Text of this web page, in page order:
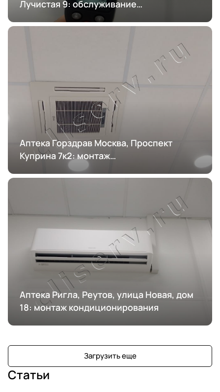
Лучистая 9: обслуживание
кондиционирования
Аптека Горздрав Москва, Проспект
Куприна 7к2: монтаж
кондиционирования
Аптека Ригла, Реутов, улица Новая, дом
18: монтаж кондиционирования
Загрузить еще
Статьи